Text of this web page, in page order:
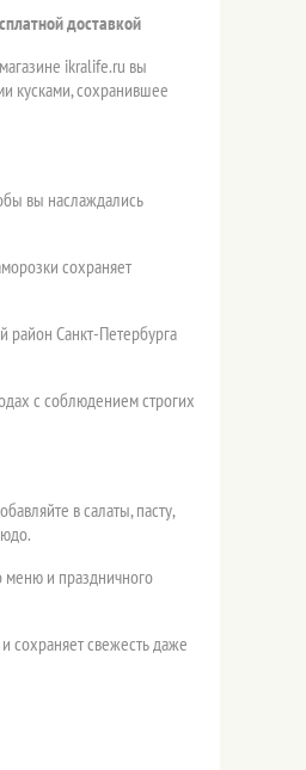
доставкой
ikralife.ru вы
кусками, сохранившее
вы наслаждались
сохраняет
район Санкт-Петербурга
с соблюдением строгих
в салаты, пасту,
меню и праздничного
сохраняет свежесть даже